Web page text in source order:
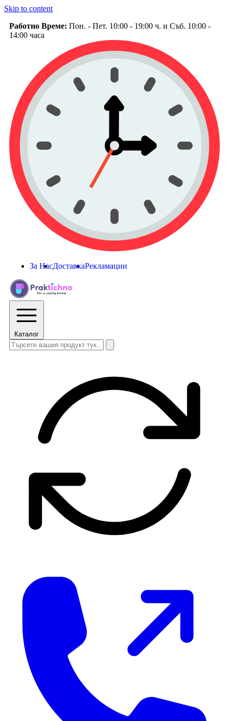
Skip to content
Работно Време: Пон. - Пет. 10:00 - 19:00 ч. и Съб. 10:00 -
14:00 часа
За НасДоставкаРекламации
Каталог